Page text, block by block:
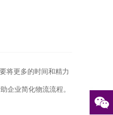
将更多的时间和精力
企业简化物流流程。